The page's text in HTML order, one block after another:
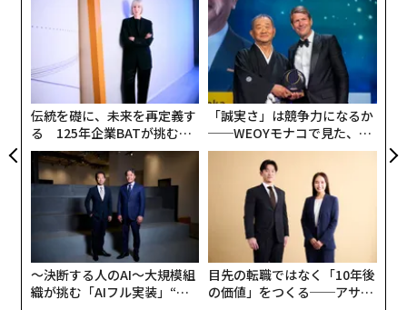
伝統を礎に、未来を再定義す
る 125年企業BATが挑むス
モークレスな未来
「誠実さ」は競争力になるか
──WEOYモナコで見た、く
ら寿司の経営哲学
〜決断する人のAI〜大規模組
織が挑む「AIフル実装」“使
目先の転職ではなく「10年後
の価値」をつくる──アサイ